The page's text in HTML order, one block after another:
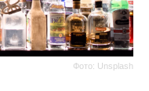
Фото: Unsplash